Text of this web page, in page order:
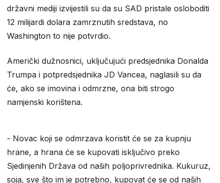
državni mediji izvijestili su da su SAD pristale osloboditi
12 milijardi dolara zamrznutih sredstava, no
Washington to nije potvrdio.
Američki dužnosnici, uključujući predsjednika Donalda
Trumpa i potpredsjednika JD Vancea, naglasili su da
će, ako se imovina i odmrzne, ona biti strogo
namjenski korištena.
​- Novac koji se odmrzava koristit će se za kupnju
hrane, a hrana će se kupovati isključivo preko
Sjedinjenih Država od naših poljoprivrednika. Kukuruz,
soja, sve što im je potrebno, kupovat će se od naših